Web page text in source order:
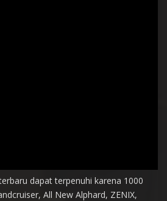
dapat terpenuhi karena 1000
All New Alphard, ZENIX,